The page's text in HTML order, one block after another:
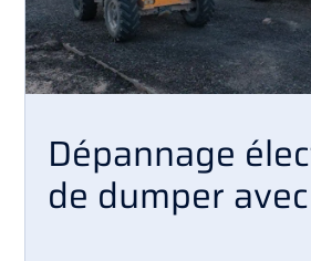
Dépannage
de dumper